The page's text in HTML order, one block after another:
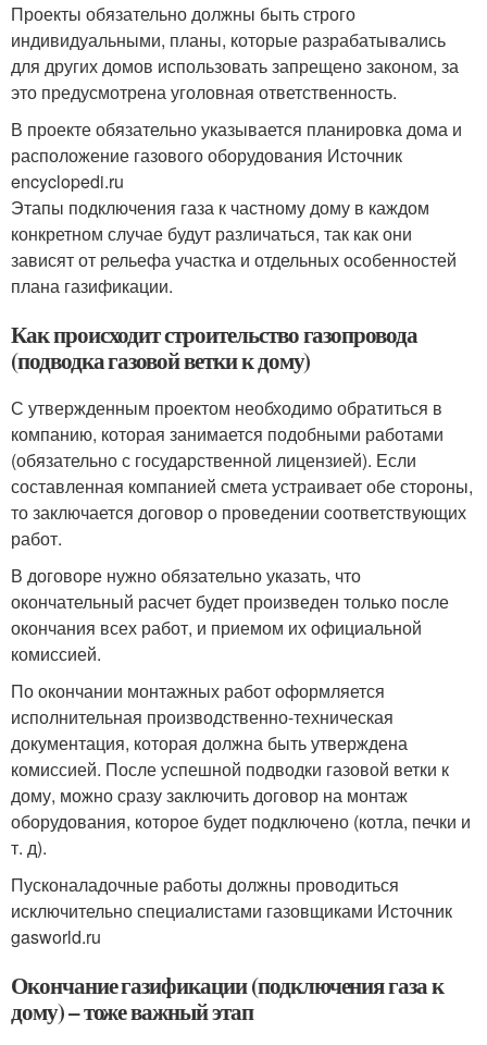
Проекты обязательно должны быть строго
индивидуальными, планы, которые разрабатывались
для других домов использовать запрещено законом, за
это предусмотрена уголовная ответственность.
В проекте обязательно указывается планировка дома и
расположение газового оборудования Источник
encyclopedi.ru
Этапы подключения газа к частному дому в каждом
конкретном случае будут различаться, так как они
зависят от рельефа участка и отдельных особенностей
плана газификации.
Как происходит строительство газопровода
(подводка газовой ветки к дому)
С утвержденным проектом необходимо обратиться в
компанию, которая занимается подобными работами
(обязательно с государственной лицензией). Если
составленная компанией смета устраивает обе стороны,
то заключается договор о проведении соответствующих
работ.
В договоре нужно обязательно указать, что
окончательный расчет будет произведен только после
окончания всех работ, и приемом их официальной
комиссией.
По окончании монтажных работ оформляется
исполнительная производственно-техническая
документация, которая должна быть утверждена
комиссией. После успешной подводки газовой ветки к
дому, можно сразу заключить договор на монтаж
оборудования, которое будет подключено (котла, печки и
т. д).
Пусконаладочные работы должны проводиться
исключительно специалистами газовщиками Источник
gasworld.ru
Окончание газификации (подключения газа к
дому) – тоже важный этап